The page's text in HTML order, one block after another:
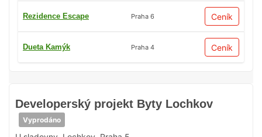
Developerský projekt Byty Lochkov
Vyprodáno
Rezidence Escape Praha 6 Ceník
Dueta Kamýk Praha 4 Ceník